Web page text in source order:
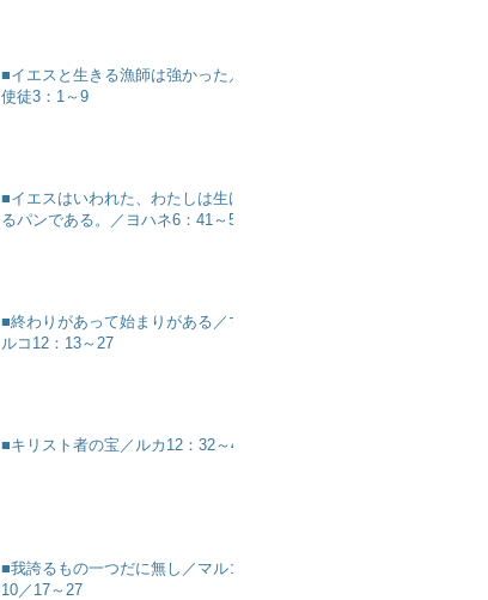
■イエスと生きる漁師は強かった／
使徒3：1～9
■イエスはいわれた、わたしは生け
るパンである。／ヨハネ6：41～51
■終わりがあって始まりがある／マ
ルコ12：13～27
■キリスト者の宝／ルカ12：32～40
■我誇るもの一つだに無し／マルコ
10／17～27